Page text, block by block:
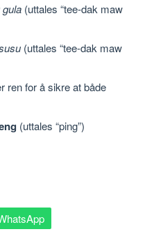
(uttales “tee-dak maw
(uttales “tee-dak maw
ren for å sikre at både
(uttales “ping”)